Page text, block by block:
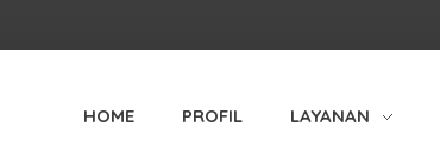
HOME PROFIL LAYANAN